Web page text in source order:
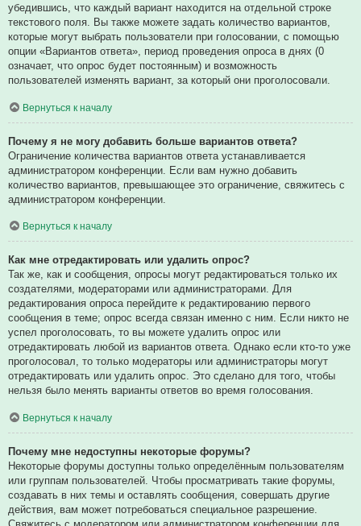
убедившись, что каждый вариант находится на отдельной строке
текстового поля. Вы также можете задать количество вариантов,
которые могут выбрать пользователи при голосовании, с помощью
опции «Вариантов ответа», период проведения опроса в днях (0
означает, что опрос будет постоянным) и возможность
пользователей изменять вариант, за который они проголосовали.
Вернуться к началу
Почему я не могу добавить больше вариантов ответа?
Ограничение количества вариантов ответа устанавливается
администратором конференции. Если вам нужно добавить
количество вариантов, превышающее это ограничение, свяжитесь с
администратором конференции.
Вернуться к началу
Как мне отредактировать или удалить опрос?
Так же, как и сообщения, опросы могут редактироваться только их
создателями, модераторами или администраторами. Для
редактирования опроса перейдите к редактированию первого
сообщения в теме; опрос всегда связан именно с ним. Если никто не
успел проголосовать, то вы можете удалить опрос или
отредактировать любой из вариантов ответа. Однако если кто-то уже
проголосовал, то только модераторы или администраторы могут
отредактировать или удалить опрос. Это сделано для того, чтобы
нельзя было менять варианты ответов во время голосования.
Вернуться к началу
Почему мне недоступны некоторые форумы?
Некоторые форумы доступны только определённым пользователям
или группам пользователей. Чтобы просматривать такие форумы,
создавать в них темы и оставлять сообщения, совершать другие
действия, вам может потребоваться специальное разрешение.